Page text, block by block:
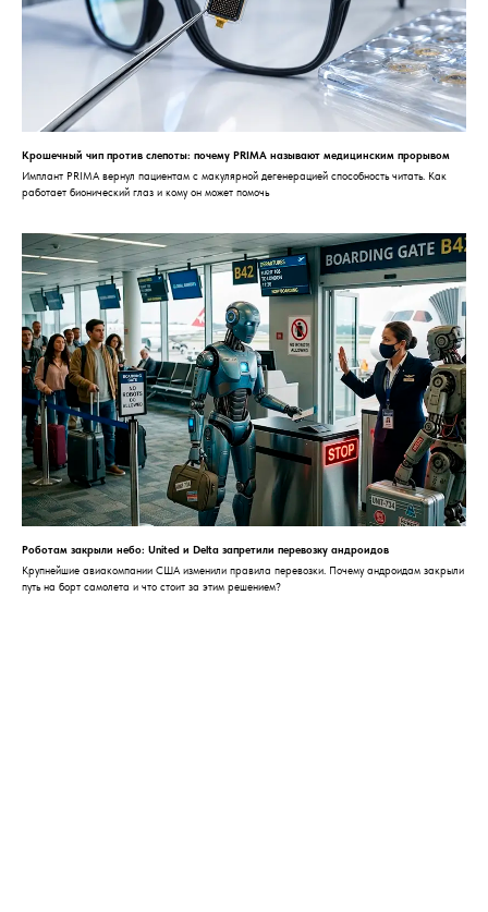
Крошечный чип против слепоты: почему PRIMA называют медицинским прорывом
Имплант PRIMA вернул пациентам с макулярной дегенерацией способность читать. Как
работает бионический глаз и кому он может помочь
Роботам закрыли небо: United и Delta запретили перевозку андроидов
Крупнейшие авиакомпании США изменили правила перевозки. Почему андроидам закрыли
путь на борт самолета и что стоит за этим решением?